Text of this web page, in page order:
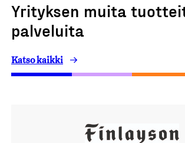
Yrityksen muita
palveluita
Katso kaikki